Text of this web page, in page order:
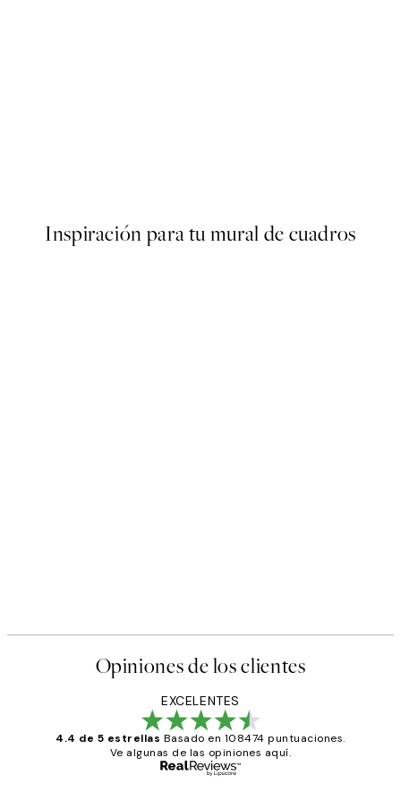
Inspiración para tu mural de cuadros
Opiniones de los clientes
EXCELENTES
4.4 de 5 estrellas Basado en 108474 puntuaciones.
Ve algunas de las opiniones aquí.